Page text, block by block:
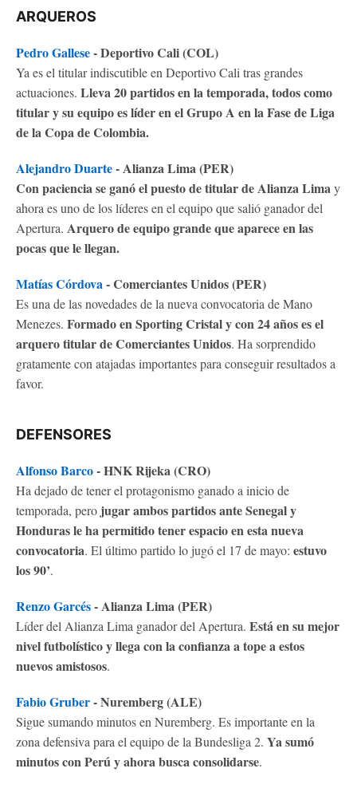
ARQUEROS
Pedro Gallese- Deportivo Cali (COL)
Ya es el titular indiscutible en Deportivo Cali tras grandes
actuaciones. Lleva 20 partidos en la temporada, todos como
titular y su equipo es líder en el Grupo A en la Fase de Liga
de la Copa de Colombia.
Alejandro Duarte-Alianza Lima (PER)
Con paciencia se ganó el puesto de titular de Alianza Limay
ahora es uno de los líderes en el equipo que salió ganador del
Apertura. Arquero de equipo grande que aparece en las
pocas que le llegan.
Matías Córdova- Comerciantes Unidos (PER)
Es una de las novedades de la nueva convocatoria de Mano
Menezes. Formado en Sporting Cristal y con 24 años es el
arquero titular de Comerciantes Unidos. Ha sorprendido
gratamente con atajadas importantes para conseguir resultados a
favor.
DEFENSORES
Alfonso Barco- HNK Rijeka (CRO)
Ha dejado de tener el protagonismo ganado a inicio de
temporada, pero jugar ambos partidos ante Senegal y
Honduras le ha permitido tener espacio en esta nueva
convocatoria. El último partido lo jugó el 17 de mayo: estuvo
los 90’.
Renzo Garcés- Alianza Lima (PER)
Líder del Alianza Lima ganador del Apertura. Está en su mejor
nivel futbolístico y llega con la confianza a tope a estos
nuevos amistosos.
Fabio Gruber- Nuremberg (ALE)
Sigue sumando minutos en Nuremberg. Es importante en la
zona defensiva para el equipo de la Bundesliga 2. Ya sumó
minutos con Perú y ahora busca consolidarse.